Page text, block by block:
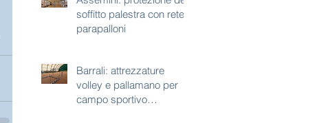
soffitto palestra con rete
parapalloni
Barrali: attrezzature
volley e pallamano per
campo sportivo